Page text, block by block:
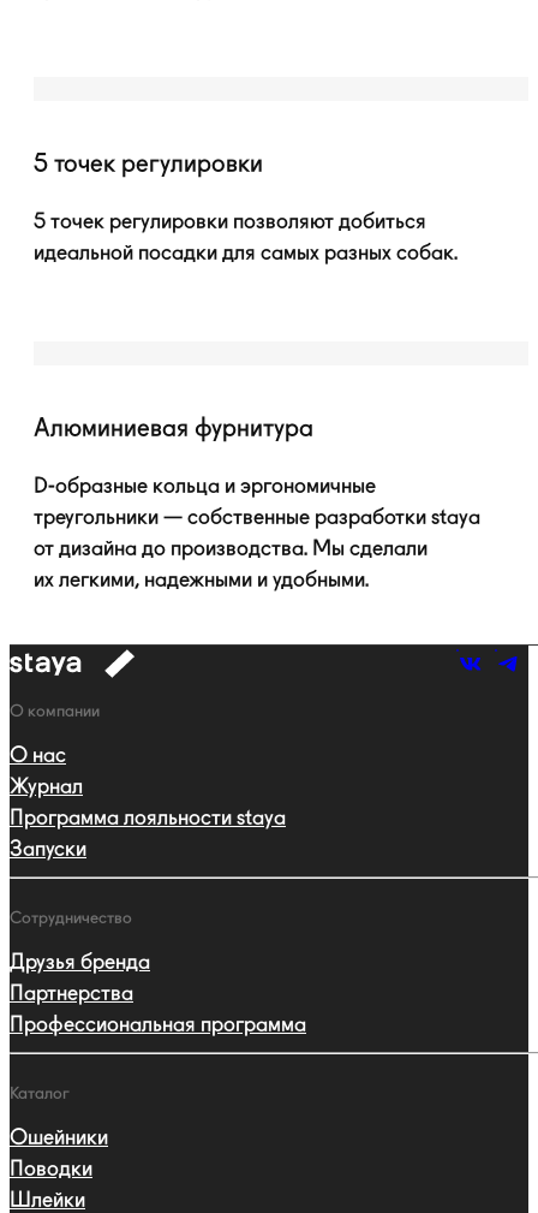
5 точек регулировки
5 точек регулировки позволяют добиться
идеальной посадки для самых разных собак.
Алюминиевая фурнитура
D-образные кольца и эргономичные
треугольники — собственные разработки staya
от дизайна до производства. Мы сделали
их легкими, надежными и удобными.
к
Навигация
О компании
О нас
Журнал
Программа лояльности staya
Запуски
Сотрудничество
Друзья бренда
Партнерства
Профессиональная программа
Каталог
Ошейники
Поводки
Шлейки